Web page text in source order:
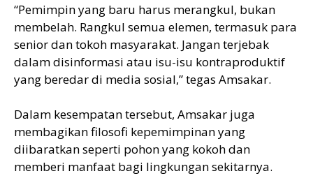
“Pemimpin yang baru harus merangkul, bukan
membelah. Rangkul semua elemen, termasuk para
senior dan tokoh masyarakat. Jangan terjebak
dalam disinformasi atau isu-isu kontraproduktif
yang beredar di media sosial,” tegas Amsakar.
Dalam kesempatan tersebut, Amsakar juga
membagikan filosofi kepemimpinan yang
diibaratkan seperti pohon yang kokoh dan
memberi manfaat bagi lingkungan sekitarnya.